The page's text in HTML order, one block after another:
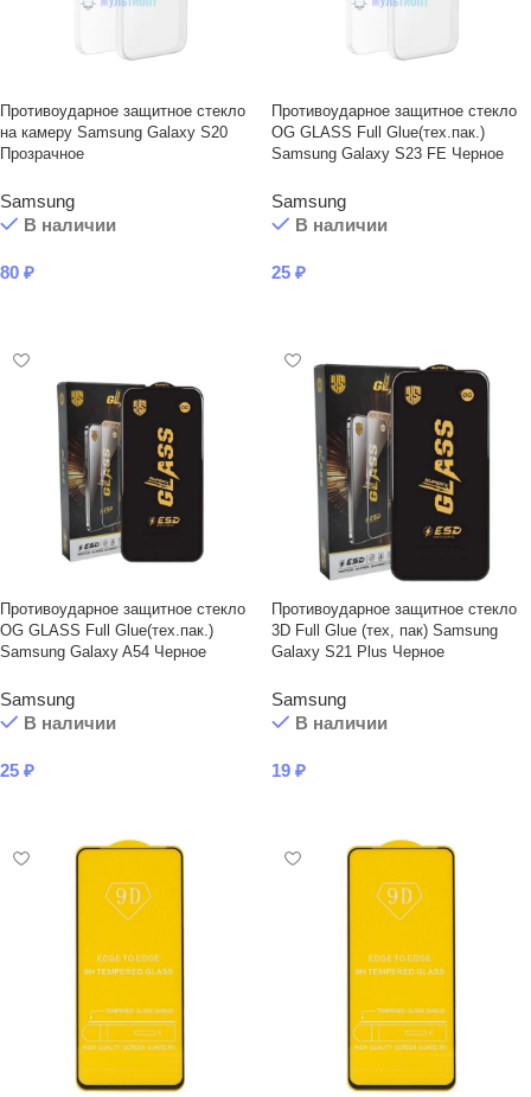
Противоударное защитное стекло
на камеру Samsung Galaxy S20
Прозрачное
Samsung
В наличии
80 ₽
Противоударное защитное стекло
OG GLASS Full Glue(тех.пак.)
Samsung Galaxy S23 FE Черное
Samsung
В наличии
25 ₽
Противоударное защитное стекло
OG GLASS Full Glue(тех.пак.)
Samsung Galaxy A54 Черное
Samsung
В наличии
25 ₽
Противоударное защитное стекло
3D Full Glue (тех, пак) Samsung
Galaxy S21 Plus Черное
Samsung
В наличии
19 ₽